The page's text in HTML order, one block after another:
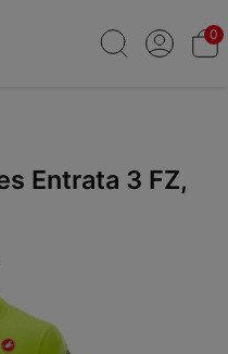
0
Entrata 3 FZ,